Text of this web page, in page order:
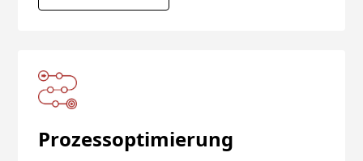
Prozessoptimierung